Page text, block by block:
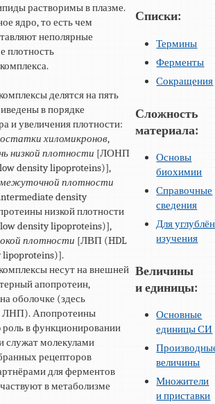
растворимы в плазме.
ядро, то есть чем
неполярные
плотность
делятся на пять
в порядке
и увеличения плотности:
остатки хиломикронов,
низкой плотности [ЛОНП
density lipoproteins)],
плотности
density
низкой плотности
density lipoproteins)],
плотности [ЛВП (HDL
lipoproteins)].
несут на внешней
апопротеин,
оболочке (здесь
ЛНП). Апопротеины
в функционировании
служат молекулами
рецепторов
для ферментов
в метаболизме
Списки:
Термины
Ферменты
Сокращения
Сложность
материала:
Основы
биохимии
Справочные
сведения
Для
изучения
Величины
и единицы:
Основные
единицы СИ
величины
Множители
и приставки